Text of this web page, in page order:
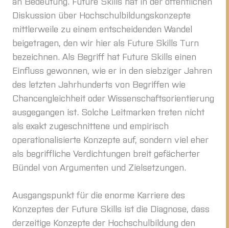
Diskussion über Hochschulbildungskonzepte
mittlerweile zu einem entscheidenden Wandel
beigetragen, den wir hier als Future Skills Turn
bezeichnen. Als Begriff hat Future Skills einen
Einfluss gewonnen, wie er in den siebziger Jahren
des letzten Jahrhunderts von Begriffen wie
Chancengleichheit oder Wissenschaftsorientierung
ausgegangen ist. Solche Leitmarken treten nicht
als exakt zugeschnittene und empirisch
operationalisierte Konzepte auf, sondern viel eher
als begriffliche Verdichtungen breit gefächerter
Bündel von Argumenten und Zielsetzungen.
Ausgangspunkt für die enorme Karriere des
Konzeptes der Future Skills ist die Diagnose, dass
derzeitige Konzepte der Hochschulbildung den